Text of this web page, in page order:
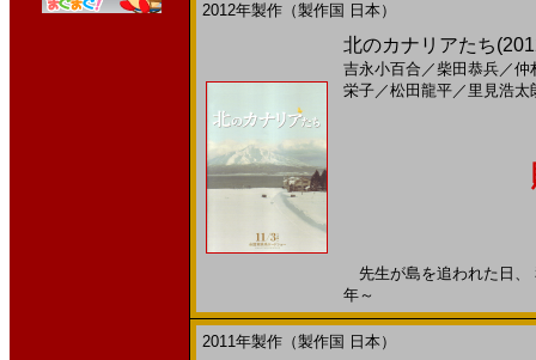
2012年製作（製作国 日本）
北のカナリアたち
吉永小百合 ／柴田恭兵／仲
栄子／松田龍平／ 里見浩太
先生が島を追われた日
年～
2011年製作（製作国 日本）